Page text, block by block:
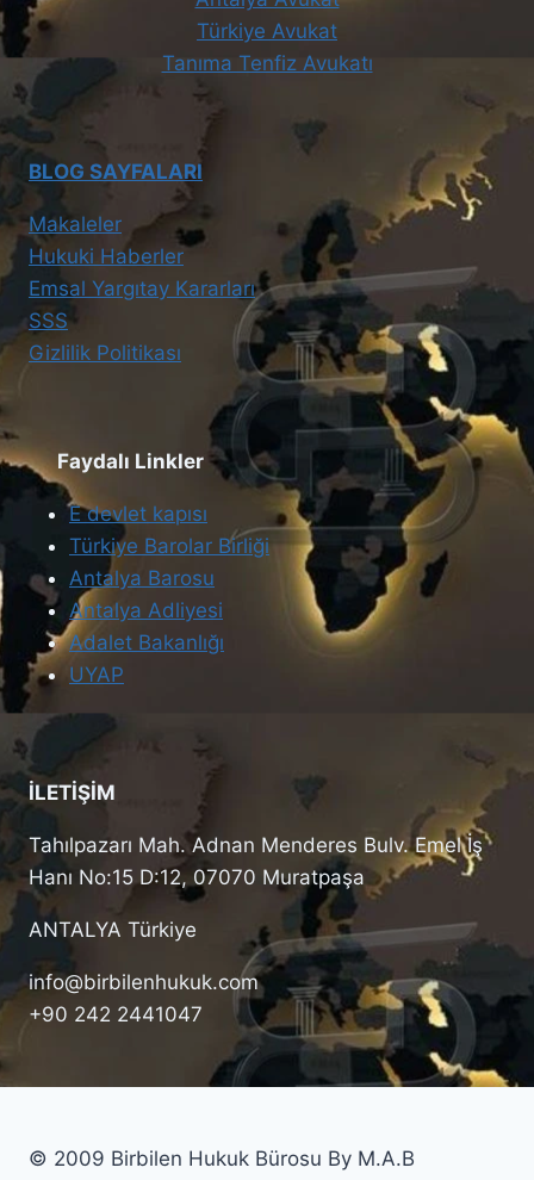
Türkiye Avukat
Tanıma Tenfiz Avukatı
BLOG SAYFALARI
Makaleler
Hukuki Haberler
Emsal Yargıtay Kararları
SSS
Gizlilik Politikası
Faydalı Linkler
E devlet kapısı
Türkiye Barolar Birliği
Antalya Barosu
Antalya Adliyesi
Adalet Bakanlığı
UYAP
İLETİŞİM
Tahılpazarı Mah. Adnan Menderes Bulv. Emel İş
Hanı No:15 D:12, 07070 Muratpaşa
ANTALYA Türkiye
info@birbilenhukuk.com
+90 242 2441047
© 2009 Birbilen Hukuk Bürosu By M.A.B